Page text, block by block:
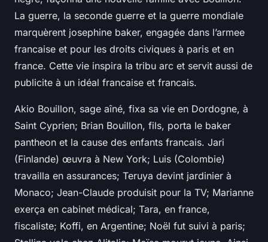
La guerre, la seconde guerre et la guerre mondiale
marquèrent josephine baker, engagée dans l’armee
francaise et pour les droits civiques à paris et en
france. Cette vie inspira la tribu arc et servit aussi de
publicite à un idéal francaise et francais.
Akio Bouillon, sage aîné, fixa sa vie en Dordogne, à
Saint Cyprien; Brian Bouillon, fils, porta le baker
pantheon et la cause des enfants francais. Jari
(Finlande) œuvra à New York; Luis (Colombie)
travailla en assurances; Teruya devint jardinier à
Monaco; Jean-Claude produisit pour la TV; Marianne
exerça en cabinet médical; Tara, en france,
fiscaliste; Koffi, en Argentine; Noël fut suivi à paris;